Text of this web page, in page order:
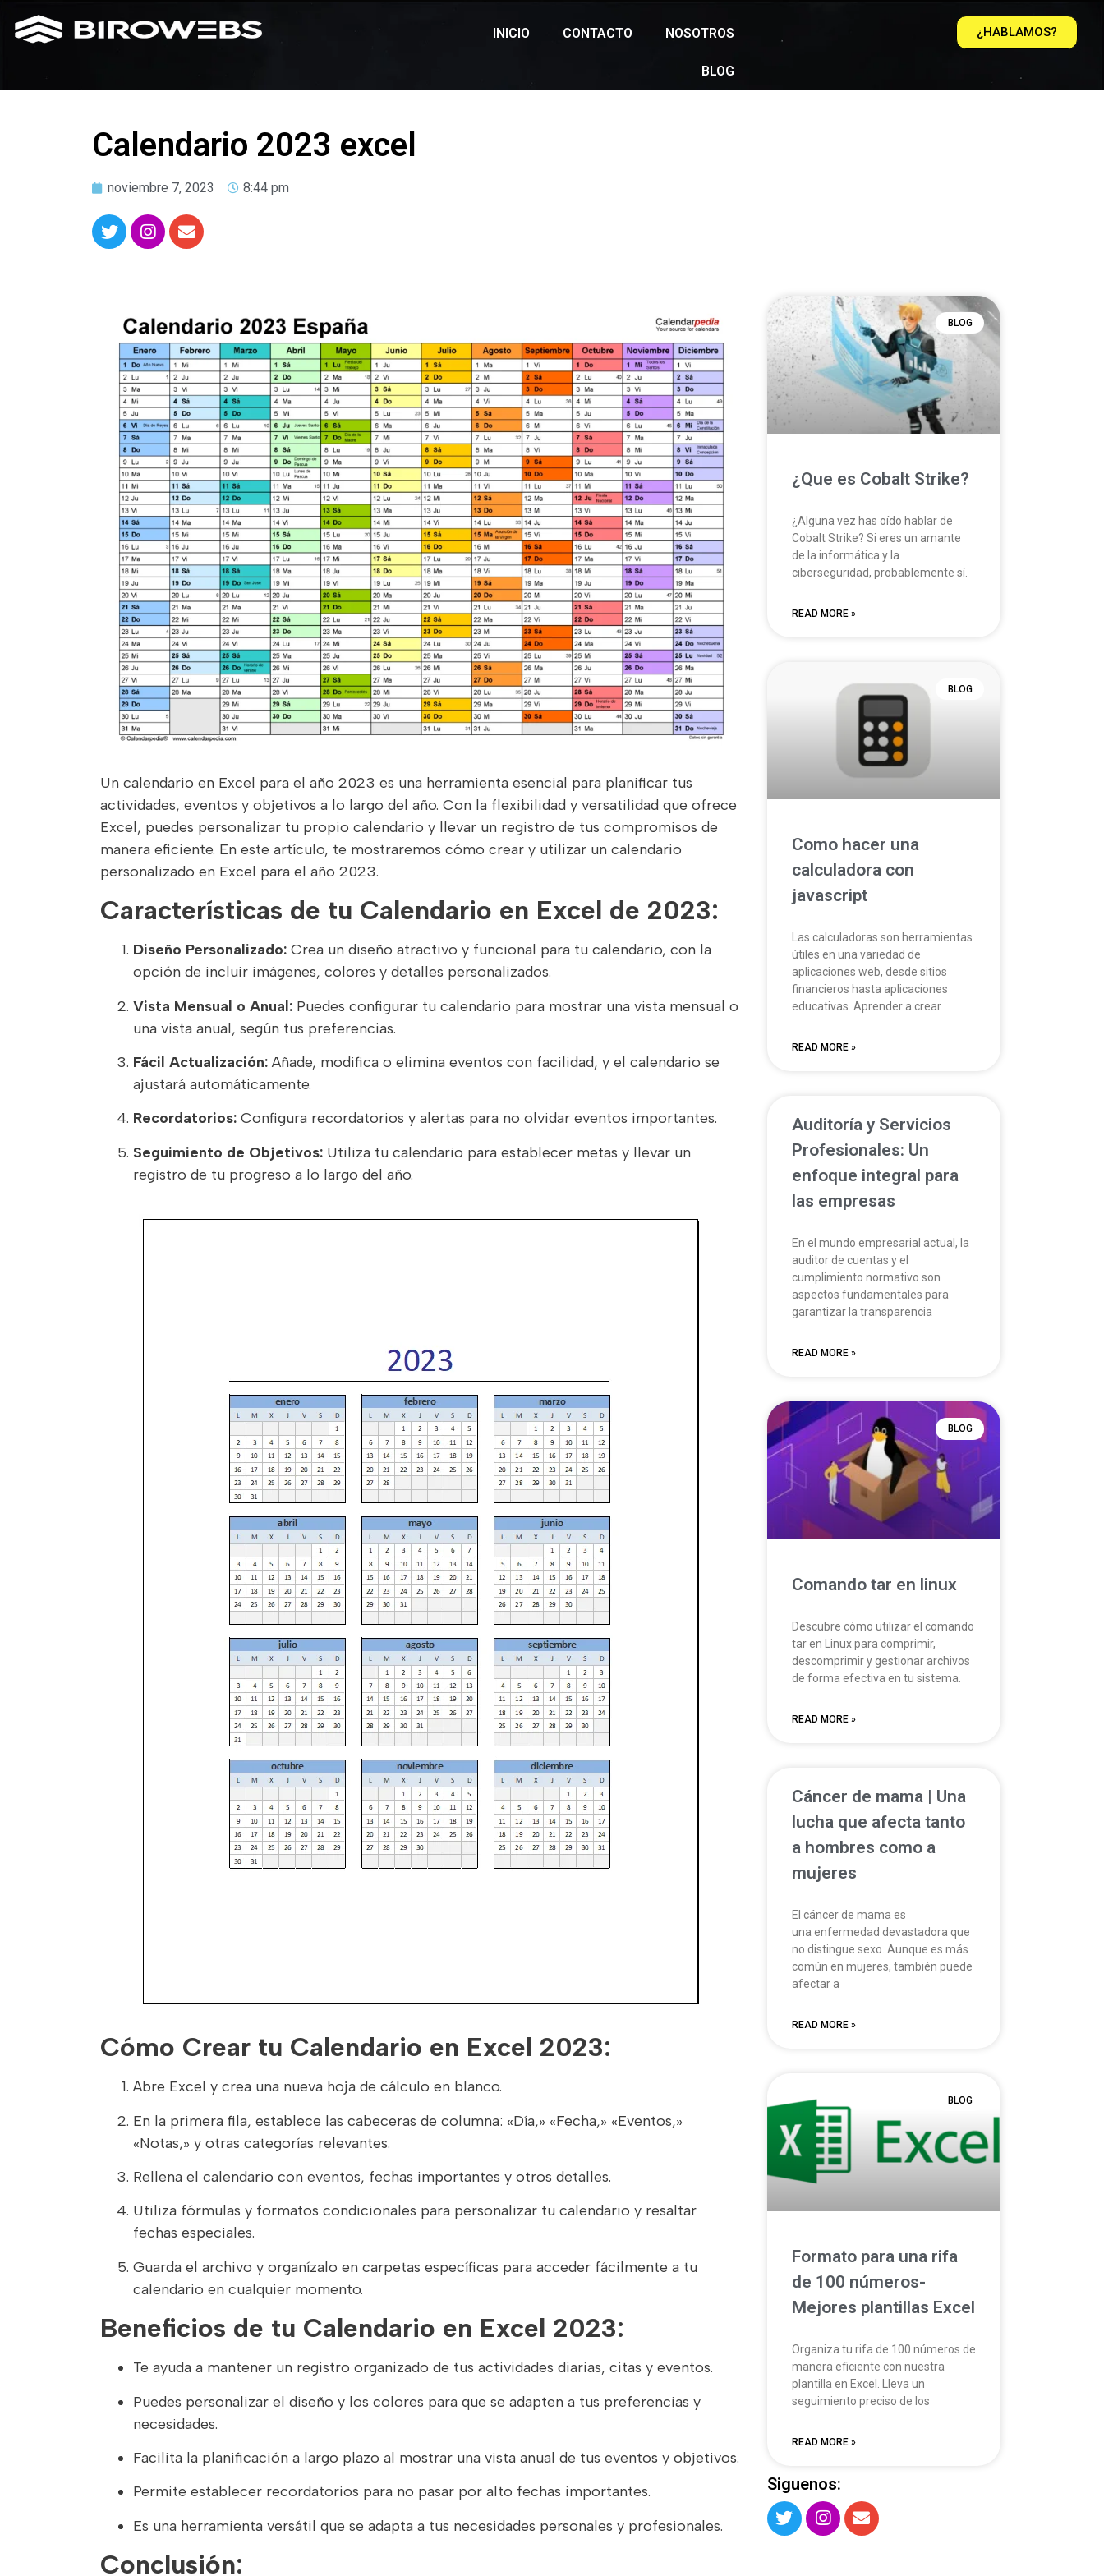
INICIO CONTACTO NOSOTROS
BLOG
¿HABLAMOS?
Calendario 2023 excel
noviembre 7, 2023 8:44 pm
Un calendario en Excel para el año 2023 es una herramienta esencial para planificar tus
actividades, eventos y objetivos a lo largo del año. Con la flexibilidad y versatilidad que ofrece
Excel, puedes personalizar tu propio calendario y llevar un registro de tus compromisos de
manera eficiente. En este artículo, te mostraremos cómo crear y utilizar un calendario
personalizado en Excel para el año 2023.
Características de tu Calendario en Excel de 2023:
Diseño Personalizado: Crea un diseño atractivo y funcional para tu calendario, con la
opción de incluir imágenes, colores y detalles personalizados.
Vista Mensual o Anual: Puedes configurar tu calendario para mostrar una vista mensual o
una vista anual, según tus preferencias.
Fácil Actualización: Añade, modifica o elimina eventos con facilidad, y el calendario se
ajustará automáticamente.
Recordatorios: Configura recordatorios y alertas para no olvidar eventos importantes.
Seguimiento de Objetivos: Utiliza tu calendario para establecer metas y llevar un
registro de tu progreso a lo largo del año.
Cómo Crear tu Calendario en Excel 2023:
Abre Excel y crea una nueva hoja de cálculo en blanco.
En la primera fila, establece las cabeceras de columna: «Día,» «Fecha,» «Eventos,»
«Notas,» y otras categorías relevantes.
Rellena el calendario con eventos, fechas importantes y otros detalles.
Utiliza fórmulas y formatos condicionales para personalizar tu calendario y resaltar
fechas especiales.
Guarda el archivo y organízalo en carpetas específicas para acceder fácilmente a tu
calendario en cualquier momento.
Beneficios de tu Calendario en Excel 2023:
Te ayuda a mantener un registro organizado de tus actividades diarias, citas y eventos.
Puedes personalizar el diseño y los colores para que se adapten a tus preferencias y
necesidades.
Facilita la planificación a largo plazo al mostrar una vista anual de tus eventos y objetivos.
Permite establecer recordatorios para no pasar por alto fechas importantes.
Es una herramienta versátil que se adapta a tus necesidades personales y profesionales.
Conclusión:
BLOG
¿Que es Cobalt Strike?
¿Alguna vez has oído hablar de
Cobalt Strike? Si eres un amante
de la informática y la
ciberseguridad, probablemente sí.
READ MORE »
BLOG
Como hacer una
calculadora con
javascript
Las calculadoras son herramientas
útiles en una variedad de
aplicaciones web, desde sitios
financieros hasta aplicaciones
educativas. Aprender a crear
READ MORE »
Auditoría y Servicios
Profesionales: Un
enfoque integral para
las empresas
En el mundo empresarial actual, la
auditor de cuentas y el
cumplimiento normativo son
aspectos fundamentales para
garantizar la transparencia
READ MORE »
BLOG
Comando tar en linux
Descubre cómo utilizar el comando
tar en Linux para comprimir,
descomprimir y gestionar archivos
de forma efectiva en tu sistema.
READ MORE »
Cáncer de mama | Una
lucha que afecta tanto
a hombres como a
mujeres
El cáncer de mama es
una enfermedad devastadora que
no distingue sexo. Aunque es más
común en mujeres, también puede
afectar a
READ MORE »
BLOG
Formato para una rifa
de 100 números-
Mejores plantillas Excel
Organiza tu rifa de 100 números de
manera eficiente con nuestra
plantilla en Excel. Lleva un
seguimiento preciso de los
READ MORE »
Siguenos: